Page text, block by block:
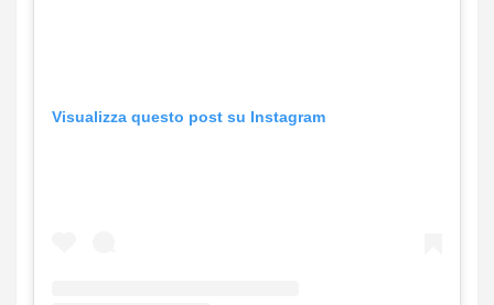
Visualizza questo post su Instagram